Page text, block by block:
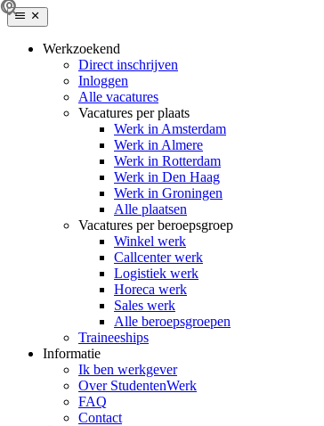
Werkzoekend
Direct inschrijven
Inloggen
Alle vacatures
Vacatures per plaats
Werk in Amsterdam
Werk in Almere
Werk in Rotterdam
Werk in Den Haag
Werk in Groningen
Alle plaatsen
Vacatures per beroepsgroep
Winkel werk
Callcenter werk
Logistiek werk
Horeca werk
Sales werk
Alle beroepsgroepen
Traineeships
Informatie
Ik ben werkgever
Over StudentenWerk
FAQ
Contact